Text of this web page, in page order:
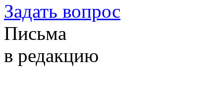
Задать вопрос
Письма
в редакцию